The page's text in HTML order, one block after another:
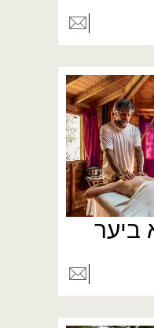
ביער